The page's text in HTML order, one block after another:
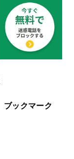
ブックマーク